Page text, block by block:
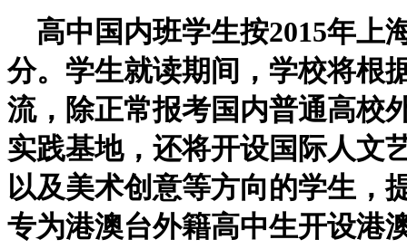
高中国内班学生按2015年上
分。学生就读期间，学校将根
流，除正常报考国内普通高校
实践基地，还将开设国际人文
以及美术创意等方向的学生，
专为港澳台外籍高中生开设港